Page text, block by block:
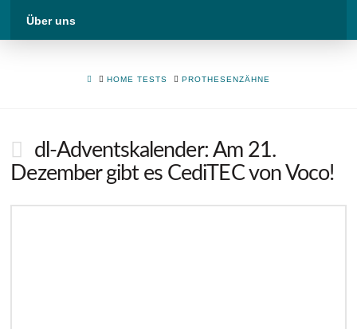
Über uns
HOMEHOME TESTS PROTHESENZÄHNE
dl-Adventskalender: Am 21.
Dezember gibt es CediTEC von Voco!